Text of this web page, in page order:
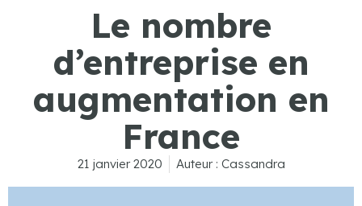
Le nombre
d’entreprise en
augmentation en
France
21 janvier 2020 Auteur : Cassandra